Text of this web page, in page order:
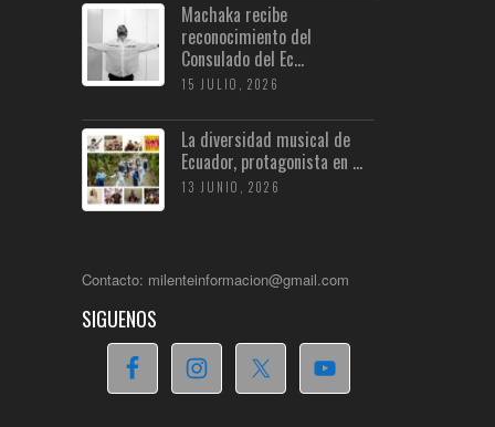
Machaka recibe
reconocimiento del
Consulado del Ec...
15 JULIO, 2026
La diversidad musical de
Ecuador, protagonista en ...
13 JUNIO, 2026
Contacto: milenteinformacion@gmail.com
SIGUENOS